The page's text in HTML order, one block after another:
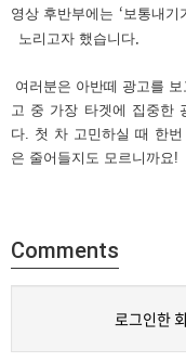
영상 후반부에는 ‘ 보통내기
노리고자 했습니다.
여러분은 아반떼 광고를
고 중 가장 타겟에 집중한
다. 첫 차 고민하실 때 한
은 줄어들지도 모르니까요!
Comments
로그인한